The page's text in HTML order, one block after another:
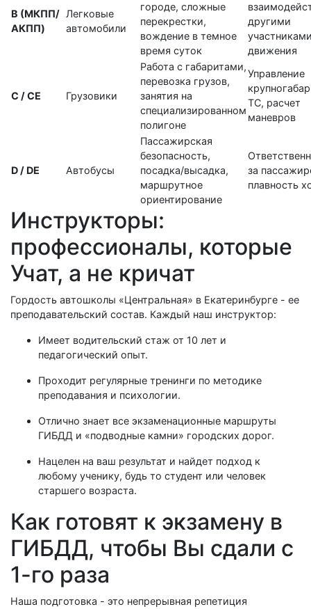
B (МКПП/
АКПП)
Легковые
автомобили
городе, сложные
перекрестки,
вождение в темное
время суток
другими
движения
C / CE Грузовики
Работа с габаритами,
перевозка грузов,
занятия на
специализированном
полигоне
Управление
ТС, расчет
маневров
D / DE Автобусы
Пассажирская
безопасность,
посадка/высадка,
маршрутное
ориентирование
за
плавность
Инструкторы:
профессионалы, которые
Учат, а не кричат
Гордость автошколы «Центральная» в Екатеринбурге - ее
преподавательский состав. Каждый наш инструктор:
Имеет водительский стаж от 10 лет и
педагогический опыт.
Проходит регулярные тренинги по методике
преподавания и психологии.
Отлично знает все экзаменационные маршруты
ГИБДД и «подводные камни» городских дорог.
Нацелен на ваш результат и найдет подход к
любому ученику, будь то студент или человек
старшего возраста.
Как готовят к экзамену в
ГИБДД, чтобы Вы сдали с
1-го раза
Наша подготовка - это непрерывная репетиция